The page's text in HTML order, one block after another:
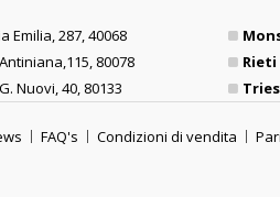
Emilia, 287, 40068
80078
Nuovi, 40, 80133
Rieti
FAQ's Condizioni di vendita